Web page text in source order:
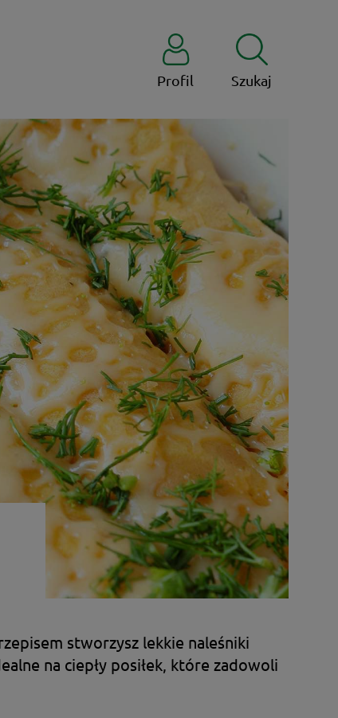
Profil Szukaj
stworzysz lekkie naleśniki
na ciepły posiłek, które zadowoli